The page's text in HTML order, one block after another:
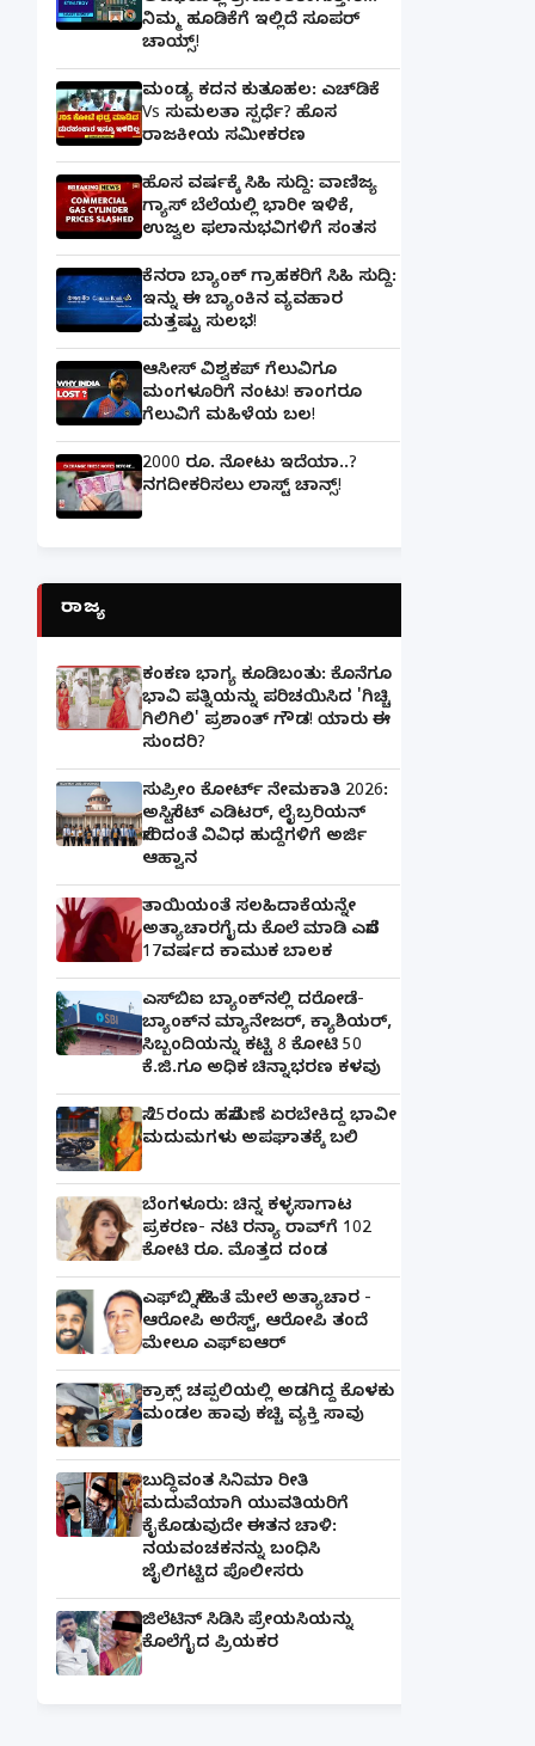
ನಿಮ್ಮ ಹೂಡಿಕೆಗೆ ಇಲ್ಲಿದೆ ಸೂಪರ್
ಚಾಯ್ಸ್‌!
ಮಂಡ್ಯ ಕದನ ಕುತೂಹಲ: ಎಚ್‌ಡಿಕೆ
Vs ಸುಮಲತಾ ಸ್ಪರ್ಧೆ? ಹೊಸ
ರಾಜಕೀಯ ಸಮೀಕರಣ
ಹೊಸ ವರ್ಷಕ್ಕೆ ಸಿಹಿ ಸುದ್ದಿ: ವಾಣಿಜ್ಯ
ಗ್ಯಾಸ್‌ ಬೆಲೆಯಲ್ಲಿ ಭಾರೀ ಇಳಿಕೆ,
ಉಜ್ವಲ ಫಲಾನುಭವಿಗಳಿಗೆ ಸಂತಸ
ಕೆನರಾ ಬ್ಯಾಂಕ್‌ ಗ್ರಾಹಕರಿಗೆ ಸಿಹಿ ಸುದ್ದಿ:
ಇನ್ನು ಈ ಬ್ಯಾಂಕಿನ ವ್ಯವಹಾರ
ಮತ್ತಷ್ಟು ಸುಲಭ!
ಆಸೀಸ್ ವಿಶ್ವಕಪ್ ಗೆಲುವಿಗೂ
ಮಂಗಳೂರಿಗೆ ನಂಟು! ಕಾಂಗರೂ
ಗೆಲುವಿಗೆ ಮಹಿಳೆಯ ಬಲ!
2000 ರೂ. ನೋಟು ಇದೆಯಾ..?
ನಗದೀಕರಿಸಲು ಲಾಸ್ಟ್‌ ಚಾನ್ಸ್‌!
ರಾಜ್ಯ
ಕಂಕಣ ಭಾಗ್ಯ ಕೂಡಿಬಂತು: ಕೊನೆಗೂ
ಭಾವಿ ಪತ್ನಿಯನ್ನು ಪರಿಚಯಿಸಿದ 'ಗಿಚ್ಚಿ
ಗಿಲಿಗಿಲಿ' ಪ್ರಶಾಂತ್ ಗೌಡ! ಯಾರು ಈ
ಸುಂದರಿ?
ಸುಪ್ರೀಂ ಕೋರ್ಟ್ ನೇಮಕಾತಿ 2026:
ಅಸಿಸ್ಟೆಂಟ್ ಎಡಿಟರ್, ಲೈಬ್ರರಿಯನ್
ಸೇರಿದಂತೆ ವಿವಿಧ ಹುದ್ದೆಗಳಿಗೆ ಅರ್ಜಿ
ಆಹ್ವಾನ
ತಾಯಿಯಂತೆ ಸಲಹಿದಾಕೆಯನ್ನೇ
ಅತ್ಯಾಚಾರಗೈದು ಕೊಲೆ ಮಾಡಿ ಎಸೆದ
17ವರ್ಷದ ಕಾಮುಕ ಬಾಲಕ
ಎಸ್‌ಬಿಐ ಬ್ಯಾಂಕ್‌ನಲ್ಲಿ‌ ದರೋಡೆ-
ಬ್ಯಾಂಕ್​ನ ಮ್ಯಾನೇಜರ್‌, ಕ್ಯಾಶಿಯರ್‌,
ಸಿಬ್ಬಂದಿಯನ್ನು ಕಟ್ಟಿ 8 ಕೋಟಿ 50
ಕೆ.ಜಿ.ಗೂ ಅಧಿಕ ಚಿನ್ನಾಭರಣ ಕಳವು
ಸೆ.25ರಂದು ಹಸೆಮಣೆ ಏರಬೇಕಿದ್ದ ಭಾವೀ
ಮದುಮಗಳು ಅಪಘಾತಕ್ಕೆ ಬಲಿ
ಬೆಂಗಳೂರು: ಚಿನ್ನ ಕಳ್ಳಸಾಗಾಟ
ಪ್ರಕರಣ- ನಟಿ ರನ್ಯಾ ರಾವ್‌ಗೆ 102
ಕೋಟಿ ರೂ. ಮೊತ್ತದ ದಂಡ
ಎಫ್‌ಬಿ ಸ್ನೇಹಿತೆ ಮೇಲೆ ಅತ್ಯಾಚಾರ -
ಆರೋಪಿ ಅರೆಸ್ಟ್, ಆರೋಪಿ ತಂದೆ
ಮೇಲೂ ಎಫ್ಐಆರ್
ಕ್ರಾಕ್ಸ್ ಚಪ್ಪಲಿಯಲ್ಲಿ ಅಡಗಿದ್ದ ಕೊಳಕು
ಮಂಡಲ ಹಾವು ಕಚ್ಚಿ ವ್ಯಕ್ತಿ ಸಾವು
ಬುದ್ಧಿವಂತ ಸಿನಿಮಾ ರೀತಿ
ಮದುವೆಯಾಗಿ ಯುವತಿಯರಿಗೆ
ಕೈಕೊಡುವುದೇ ಈತನ ಚಾಳಿ:
ನಯವಂಚಕನನ್ನು ಬಂಧಿಸಿ
ಜೈಲಿಗಟ್ಟಿದ ಪೊಲೀಸರು
ಜಿಲೆಟಿನ್ ಸಿಡಿಸಿ ಪ್ರೇಯಸಿಯನ್ನು
ಕೊಲೆಗೈದ ಪ್ರಿಯಕರ